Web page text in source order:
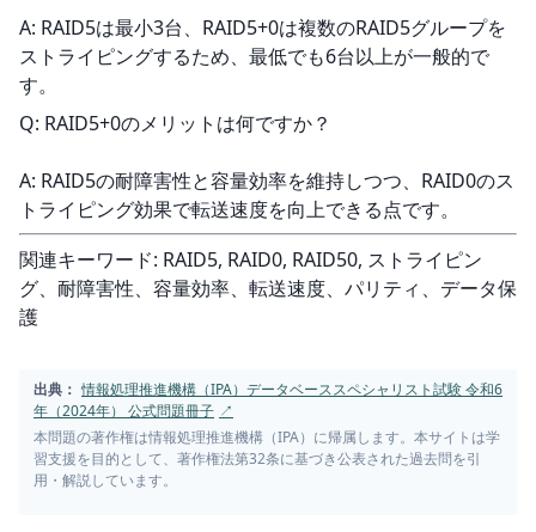
A: RAID5は最小3台、RAID5+0は複数のRAID5グループを
ストライピングするため、最低でも6台以上が一般的で
す。
Q: RAID5+0のメリットは何ですか？
A: RAID5の耐障害性と容量効率を維持しつつ、RAID0のス
トライピング効果で転送速度を向上できる点です。
関連キーワード: RAID5, RAID0, RAID50, ストライピン
グ、耐障害性、容量効率、転送速度、パリティ、データ保
護
出典： 情報処理推進機構（IPA）データベーススペシャリスト試験 令和6
年（2024年） 公式問題冊子 ↗
本問題の著作権は情報処理推進機構（IPA）に帰属します。本サイトは学
習支援を目的として、著作権法第32条に基づき公表された過去問を引
用・解説しています。